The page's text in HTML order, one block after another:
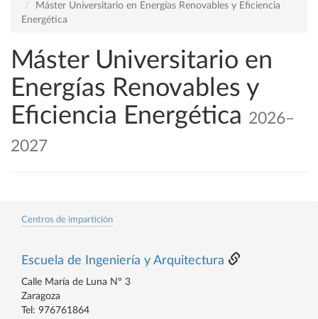
Máster Universitario en Energías Renovables y Eficiencia
Energética
Máster Universitario en
Energías Renovables y
Eficiencia Energética 2026–
2027
Centros de impartición
Escuela de Ingeniería y Arquitectura
Calle María de Luna Nº 3
Zaragoza
Tel: 976761864